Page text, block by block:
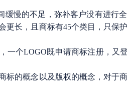
缓慢的不足，弥补客户没有进行
更长，且商标有45个类目，只保
个LOGO既申请商标注册，又
的概念以及版权的概念，对于